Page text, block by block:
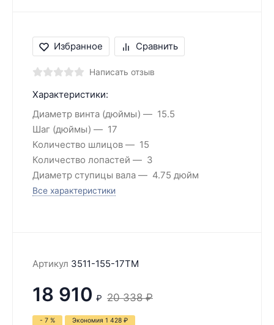
Избранное Сравнить
Написать отзыв
Характеристики:
Диаметр винта (дюймы)
15.5
Шаг (дюймы)
17
Количество шлицов
15
Количество лопастей
3
Диаметр ступицы вала
4.75 дюйм
Все характеристики
Артикул 3511-155-17TM
18 910 ₽ 20 338 ₽
- 7 % Экономия 1 428 ₽